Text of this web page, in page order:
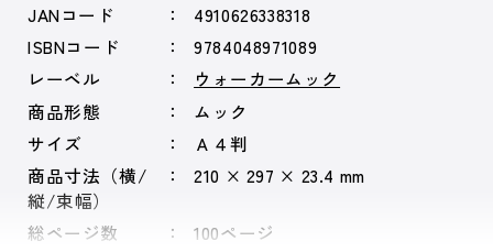
JANコード
4910626338318
ISBNコード
9784048971089
レーベル
ウォーカームック
商品形態
ムック
サイズ
Ａ４判
商品寸法（横/
縦/束幅）
210 × 297 × 23.4 mm
総ページ数 100ページ